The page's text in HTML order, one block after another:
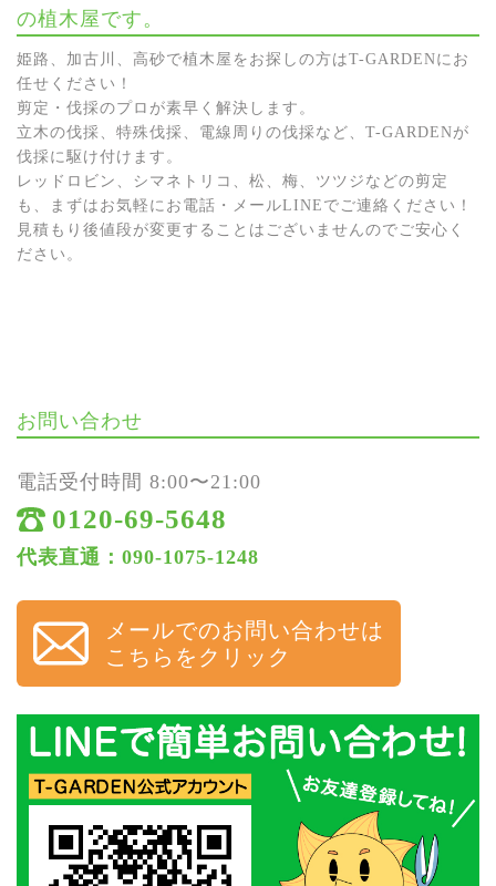
の植木屋です。
姫路、加古川、高砂で植木屋をお探しの方はT-GARDENにお
任せください！
剪定・伐採のプロが素早く解決します。
立木の伐採、特殊伐採、電線周りの伐採など、T-GARDENが
伐採に駆け付けます。
レッドロビン、シマネトリコ、松、梅、ツツジなどの剪定
も、まずはお気軽にお電話・メールLINEでご連絡ください！
見積もり後値段が変更することはございませんのでご安心く
ださい。
お問い合わせ
電話受付時間 8:00〜21:00
0120-69-5648
代表直通：090-1075-1248
メールでのお問い合わせは
こちらをクリック